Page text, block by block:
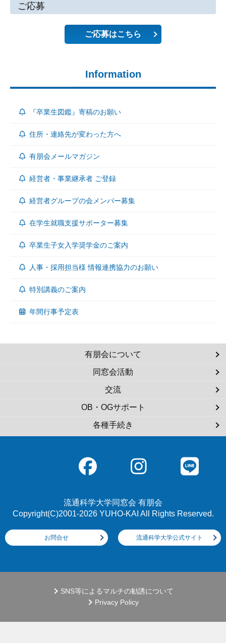
ご応募
ご応募はこちら
Information
『卒業生図鑑』寄稿のお願い
住所・連絡先が変わった方へ
有朋会メールマガジン
経営者・事業継承者 ご登録
経営者グループの会メンバー募集
在学生就職支援サポーター募集
卒業生子女入学奨学金のご案内
人事・採用担当様 情報連携協力のお願い
特別講義のご案内
年間行事予定表
有朋会について
同窓会活動
交流
OB・OGサポート
各種手続き
流通科学大学同窓会 有朋会
Copyright(C)2001-2026 YUHO-KAI All Rights Reserved.
お問合せ 流通科学大学公式サイト
SNS等によるマルチの勧誘について
Privacy Policy